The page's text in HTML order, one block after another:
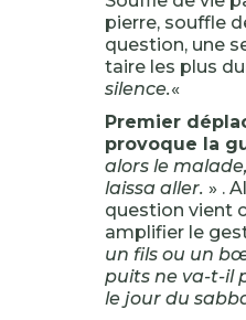
pierre, souffle
question, une
taire les plus
silence.«
Premier
provoque la
alors le
laissa aller. » .
question vient
amplifier le
un fils ou un
puits ne va-t-il
le jour du